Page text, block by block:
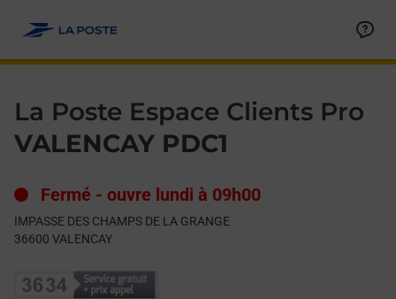
La Poste Espace Clients Pro
VALENCAY PDC1
Fermé - ouvre lundi à 09h00
IMPASSE DES CHAMPS DE LA GRANGE
36600 VALENCAY